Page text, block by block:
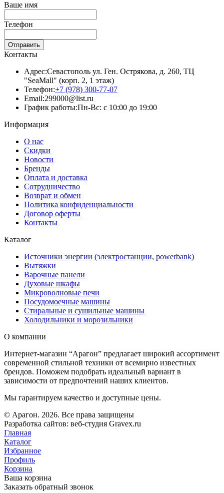
Ваше имя
Телефон
Отправить
Контакты
Адрес:Севастополь ул. Ген. Острякова, д. 260, ТЦ
"SeaMall" (корп. 2, 1 этаж)
Телефон:+7 (978) 300-77-07
Email:299000@list.ru
График работы:Пн-Вс: с 10:00 до 19:00
Информация
О нас
Скидки
Новости
Бренды
Оплата и доставка
Сотрудничество
Возврат и обмен
Политика конфиденциальности
Договор оферты
Контакты
Каталог
Источники энергии (электростанции, powerbank)
Вытяжки
Варочные панели
Духовые шкафы
Микроволновые печи
Посудомоечные машины
Стиральные и сушильные машины
Холодильники и морозильники
О компании
Интернет-магазин “Арагон” предлагает широкий ассортимент
современной стильной техники от всемирно известных
брендов. Поможем подобрать идеальный вариант в
зависимости от предпочтений наших клиентов.
Мы гарантируем качество и доступные цены.
© Арагон. 2026. Все права защищены
Разработка сайтов: веб-студия Gravex.ru
Главная
Каталог
Избранное
Профиль
Корзина
Ваша корзина
Заказать обратный звонок